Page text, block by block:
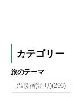
カテゴリー
旅のテーマ
温泉宿(泊り)(296)